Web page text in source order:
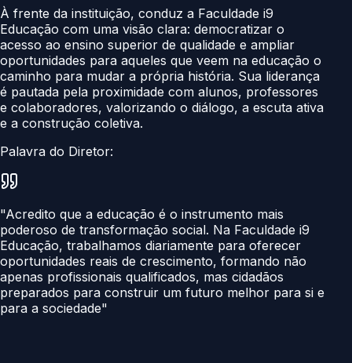
À frente da instituição, conduz a Faculdade i9
Educação com uma visão clara: democratizar o
acesso ao ensino superior de qualidade e ampliar
oportunidades para aqueles que veem na educação o
caminho para mudar a própria história. Sua liderança
é pautada pela proximidade com alunos, professores
e colaboradores, valorizando o diálogo, a escuta ativa
e a construção coletiva.
Palavra do Diretor:
"Acredito que a educação é o instrumento mais
poderoso de transformação social. Na Faculdade i9
Educação, trabalhamos diariamente para oferecer
oportunidades reais de crescimento, formando não
apenas profissionais qualificados, mas cidadãos
preparados para construir um futuro melhor para si e
para a sociedade"